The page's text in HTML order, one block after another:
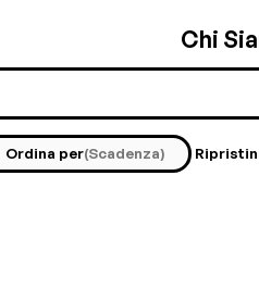
Chi
Ordina per(Scadenza)